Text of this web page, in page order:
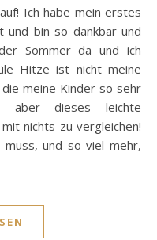
Ich habe mein erstes
und bin so dankbar und
Sommer da und ich
Hitze ist nicht meine
meine Kinder so sehr
dieses leichte
nichts zu vergleichen!
und so viel mehr,